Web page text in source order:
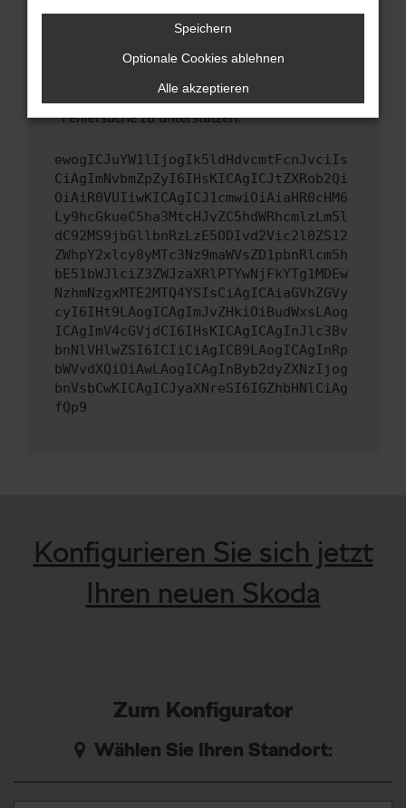
Wende dich an den Webseitenbetreiber.
Wenn du alle oben genannten Schritte versucht
hast, kontaktiere uns bitte. Wir werden
uns diesen Text schicken, um uns bei der
Fehlersuche zu unterstützen:
ewogICJuYW1lIjogIk5ldHdvcmtFcnJvciIs
CiAgImNvbmZpZyI6IHsKICAgICJtZXRob2Qi
OiAiR0VUIiwKICAgICJ1cmwiOiAiaHR0cHM6
Ly9hcGkueC5ha3MtcHJvZC5hdWRhcmlzLm5l
dC92MS9jbGllbnRzLzE5ODIvd2Vic2l0ZS12
ZWhpY2xlcy8yMTc3Nz9maWVsZD1pbnRlcm5h
bE51bWJlciZ3ZWJzaXRlPTYwNjFkYTg1MDEw
NzhmNzgxMTE2MTQ4YSIsCiAgICAiaGVhZGVy
cyI6IHt9LAogICAgImJvZHkiOiBudWxsLAog
ICAgImV4cGVjdCI6IHsKICAgICAgInJlc3Bv
bnNlVHlwZSI6ICIiCiAgICB9LAogICAgInRp
bWVvdXQiOiAwLAogICAgInByb2dyZXNzIjog
bnVsbCwKICAgICJyaXNreSI6IGZhbHNlCiAg
fQp9
Konfigurieren Sie sich jetzt
Ihren neuen Skoda
Zum Konfigurator
Wählen Sie Ihren Standort:
Speichern
Optionale Cookies ablehnen
Alle akzeptieren